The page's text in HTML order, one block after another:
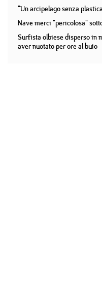
"Un arcipelago senza
Nave merci "pericolosa"
Surfista olbiese disperso in
aver nuotato per ore al buio